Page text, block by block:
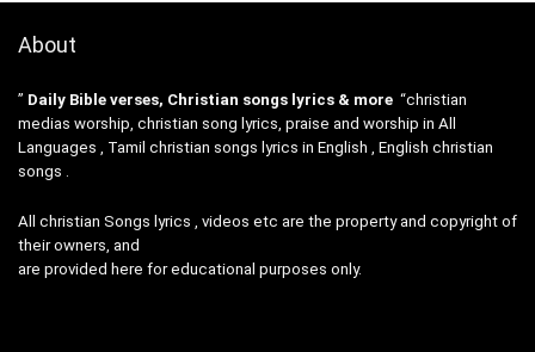
About
” Daily Bible verses, Christian songs lyrics & more “christian
medias worship, christian song lyrics, praise and worship in All
Languages , Tamil christian songs lyrics in English , English christian
songs .
All christian Songs lyrics , videos etc are the property and copyright of
their owners, and
are provided here for educational purposes only.